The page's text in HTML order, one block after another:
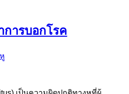
การบอกโรค